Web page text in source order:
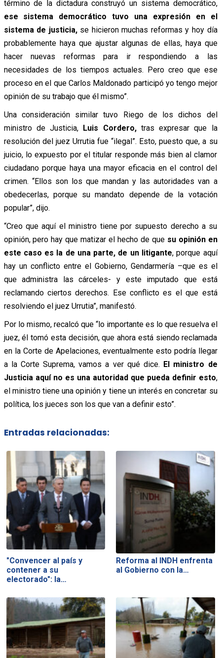
término de la dictadura construyó un sistema democrático,
ese sistema democrático tuvo una expresión en el
sistema de justicia,se hicieron muchas reformas y hoy día
probablemente haya que ajustar algunas de ellas, haya que
hacer nuevas reformas para ir respondiendo a las
necesidades de los tiempos actuales. Pero creo que ese
proceso en el que Carlos Maldonado participó yo tengo mejor
opinión de su trabajo que él mismo”.
Una consideración similar tuvo Riego de los dichos del
ministro de Justicia, Luis Cordero,tras expresar que la
resolución del juez Urrutia fue “ilegal”. Esto, puesto que, a su
juicio, lo expuesto por el titular responde más bien al clamor
ciudadano porque haya una mayor eficacia en el control del
crimen. “Ellos son los que mandan y las autoridades van a
obedecerlas, porque su mandato depende de la votación
popular”, dijo.
“Creo que aquí el ministro tiene por supuesto derecho a su
opinión, pero hay que matizar el hecho de que su opinión en
este caso es la de una parte, de un litigante, porque aquí
hay un conflicto entre el Gobierno, Gendarmería –que es el
que administra las cárceles- y este imputado que está
reclamando ciertos derechos. Ese conflicto es el que está
resolviendo el juez Urrutia”, manifestó.
Por lo mismo, recalcó que “lo importante es lo que resuelva el
juez, él tomó esta decisión, que ahora está siendo reclamada
en la Corte de Apelaciones, eventualmente esto podría llegar
a la Corte Suprema, vamos a ver qué dice. El ministro de
Justicia aquí no es una autoridad que pueda definir esto,
el ministro tiene una opinión y tiene un interés en concretar su
política, los jueces son los que van a definir esto”.
Entradas relacionadas:
"Convencer al país y
contener a su
electorado": la…
Reforma al INDH enfrenta
al Gobierno con la…